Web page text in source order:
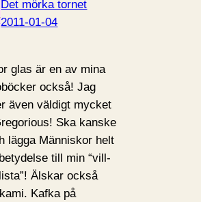
Det mörka tornet
2011-01-04
glas är en av mina
också! Jag
även väldigt mycket
Ska kanske
lägga Människor helt
till min “vill-
Älskar också
Kafka på